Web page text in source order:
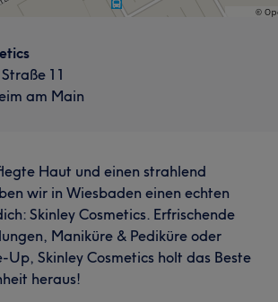
11
am Main
Haut und einen strahlend
wir in Wiesbaden einen echten
Skinley Cosmetics. Erfrischende
Maniküre & Pediküre oder
Up, Skinley Cosmetics holt das Beste
heraus!